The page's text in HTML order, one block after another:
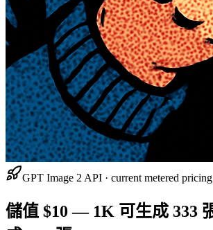
GPT Image 2 API · current metered pricing
儲值 $10 — 1K 可生成 333